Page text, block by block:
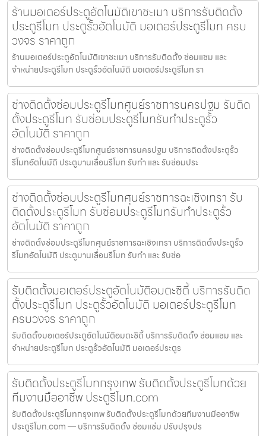
ร้านมอเตอร์ประตูอัตโนมัติเขาชะเมา บริการรับติดตั้ง
ประตูรีโมท ประตูรั้วอัตโนมัติ มอเตอร์ประตูรีโมท ครบ
วงจร ราคาถูก
ร้านมอเตอร์ประตูอัตโนมัติเขาชะเมา บริการรับติดตั้ง ซ่อมแซม และ
จำหน่ายประตูรีโมท ประตูรั้วอัตโนมัติ มอเตอร์ประตูรีโมท รา
ช่างติดตั้งซ่อมประตูรีโมทศูนย์ราชการนครปฐม รับติด
ตั้งประตูรีโมท รับซ่อมประตูรีโมทรับทำประตูรั้ว
อัตโนมัติ ราคาถูก
ช่างติดตั้งซ่อมประตูรีโมทศูนย์ราชการนครปฐม บริการติดตั้งประตูรั้ว
รีโมทอัตโนมัติ ประตูบานเลื่อนรีโมท รับทำ และ รับซ่อมประ
ช่างติดตั้งซ่อมประตูรีโมทศุนย์ราชการฉะเชิงเทรา รับ
ติดตั้งประตูรีโมท รับซ่อมประตูรีโมทรับทำประตูรั้ว
อัตโนมัติ ราคาถูก
ช่างติดตั้งซ่อมประตูรีโมทศุนย์ราชการฉะเชิงเทรา บริการติดตั้งประตูรั้ว
รีโมทอัตโนมัติ ประตูบานเลื่อนรีโมท รับทำ และ รับซ่อ
รับติดตั้งมอเตอร์ประตูอัตโนมัติอมตะซิตี้ บริการรับติด
ตั้งประตูรีโมท ประตูรั้วอัตโนมัติ มอเตอร์ประตูรีโมท
ครบวงจร ราคาถูก
รับติดตั้งมอเตอร์ประตูอัตโนมัติอมตะซิตี้ บริการรับติดตั้ง ซ่อมแซม และ
จำหน่ายประตูรีโมท ประตูรั้วอัตโนมัติ มอเตอร์ประตูร
รับติดตั้งประตูรีโมทกรุงเทพ รับติดตั้งประตูรีโมทด้วย
ทีมงานมืออาชีพ ประตูรีโมท.com
รับติดตั้งประตูรีโมทกรุงเทพ รับติดตั้งประตูรีโมทด้วยทีมงานมืออาชีพ
ประตูรีโมท.com — บริการรับติดตั้ง ซ่อมแซ่ม ปรับปรุงปร